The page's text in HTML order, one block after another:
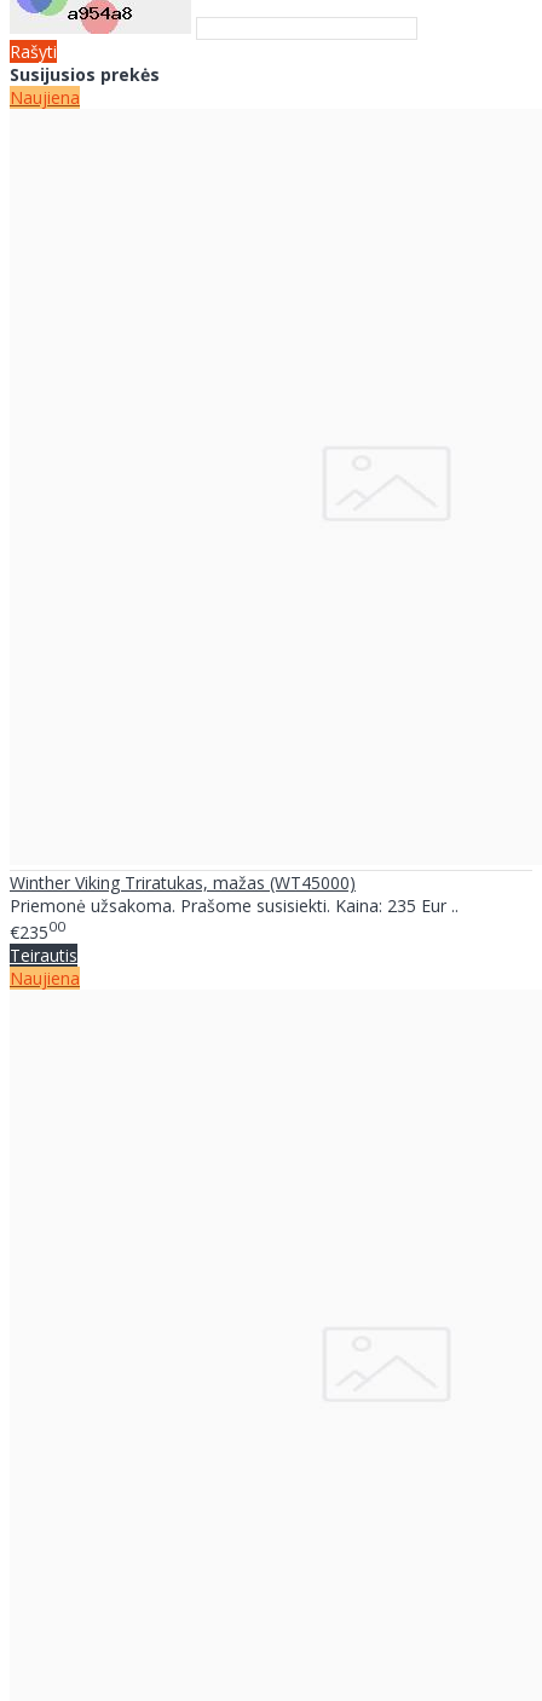
Rašyti
Susijusios prekės
Naujiena
Winther Viking Triratukas, mažas (WT45000)
Priemonė užsakoma. Prašome susisiekti. Kaina: 235 Eur ..
€23500
Teirautis
Naujiena